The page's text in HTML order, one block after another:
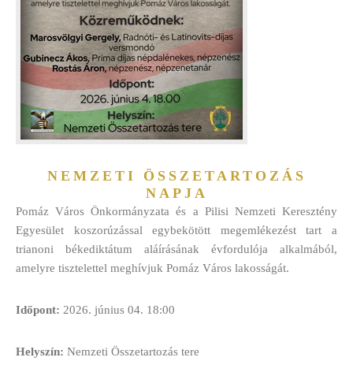
NEMZETI ÖSSZETARTOZÁS
NAPJA
Pomáz Város Önkormányzataés a Pilisi Nemzeti Keresztény
Egyesület koszorúzással egybekötött megemlékezést tart a
trianoni békediktátum aláírásának évfordulója alkalmából,
amelyre tisztelettel meghívjuk Pomáz Város lakosságát.
Időpont: 2026. június 04. 18:00
Helyszín: Nemzeti Összetartozás tere